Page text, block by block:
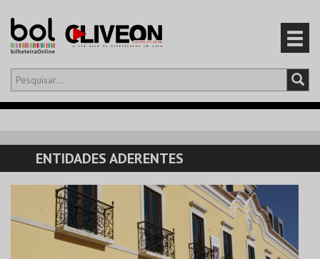
Olá,iniciar sessão
CARRINHO
EVENTOS
CARTÕES
PRODUTOS
ENTIDADES ADERENTES